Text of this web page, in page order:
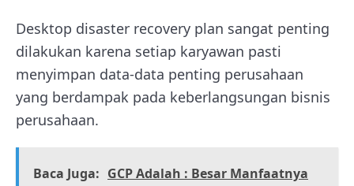
Desktop disaster recovery plan sangat penting
dilakukan karena setiap karyawan pasti
menyimpan data-data penting perusahaan
yang berdampak pada keberlangsungan bisnis
perusahaan.
Baca Juga: GCP Adalah : Besar Manfaatnya